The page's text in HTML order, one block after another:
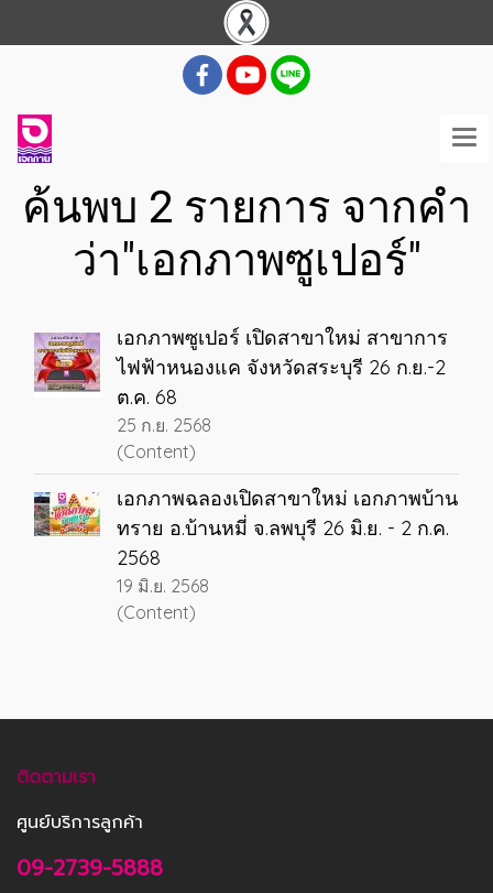
ค้นพบ 2 รายการ จากคำ
ว่า"เอกภาพซูเปอร์"
เอกภาพซูเปอร์ เปิดสาขาใหม่ สาขาการ
ไฟฟ้าหนองแค จังหวัดสระบุรี 26 ก.ย.-2
ต.ค. 68
25 ก.ย. 2568
(Content)
เอกภาพฉลองเปิดสาขาใหม่ เอกภาพบ้าน
ทราย อ.บ้านหมี่ จ.ลพบุรี 26 มิ.ย. - 2 ก.ค.
2568
19 มิ.ย. 2568
(Content)
ติดตามเรา
ศูนย์บริการลูกค้า
09-2739-5888